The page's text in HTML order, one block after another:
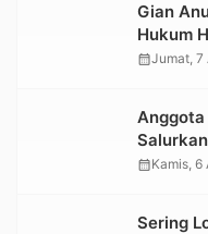
Gian
Hukum
tidak
calendar_monthJumat, 7
Anggota
calendar_monthKamis, 6
Sering